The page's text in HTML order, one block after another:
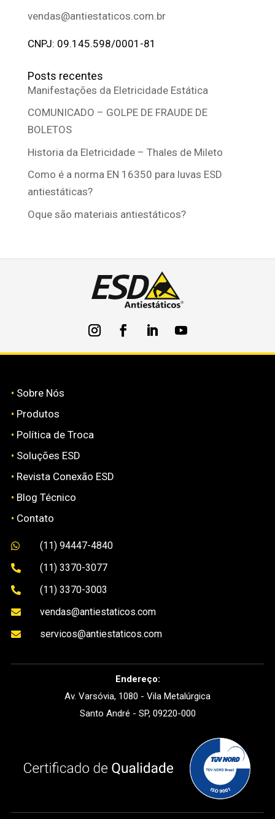
vendas@antiestaticos.com.br
CNPJ: 09.145.598/0001-81
Posts recentes
Manifestações da Eletricidade Estática
COMUNICADO – GOLPE DE FRAUDE DE
BOLETOS
Historia da Eletricidade – Thales de Mileto
Como é a norma EN 16350 para luvas ESD
antiestáticas?
Oque são materiais antiestáticos?
• Sobre Nós
• Produtos
• Política de Troca
• Soluções ESD
• Revista Conexão ESD
• Blog Técnico
• Contato
 (11) 94447-4840
 (11) 3370-3077
 (11) 3370-3003
 vendas@antiestaticos.com
 servicos@antiestaticos.com
Endereço:
Av. Varsóvia, 1080 - Vila Metalúrgica
Santo André - SP, 09220-000